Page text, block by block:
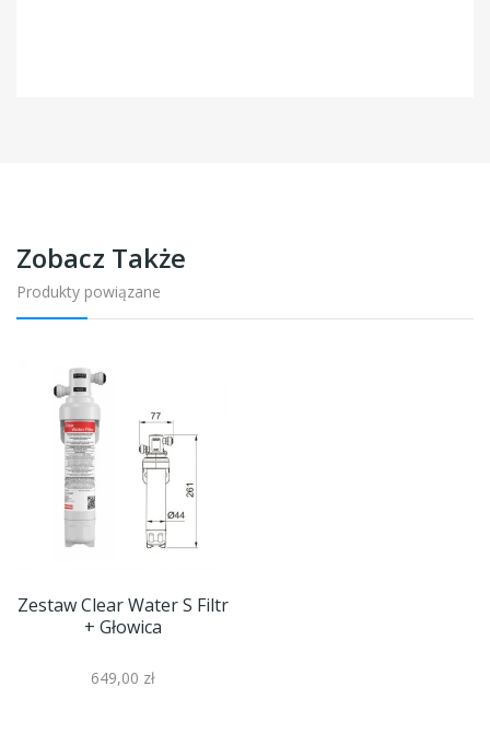
Zobacz Także
Produkty powiązane
Zestaw Clear Water S Filtr
+ Głowica
649,00 zł